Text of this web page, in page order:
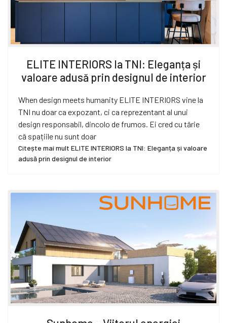
ELITE INTERIORS la TNI: Eleganța și
valoare adusă prin designul de interior
When design meets humanity ELITE INTERIORS vine la
TNI nu doar ca expozant, ci ca reprezentant al unui
design responsabil, dincolo de frumos. Ei cred cu tărie
că spațiile nu sunt doar
Citește mai mult ELITE INTERIORS la TNI: Eleganța și valoare
adusă prin designul de interior